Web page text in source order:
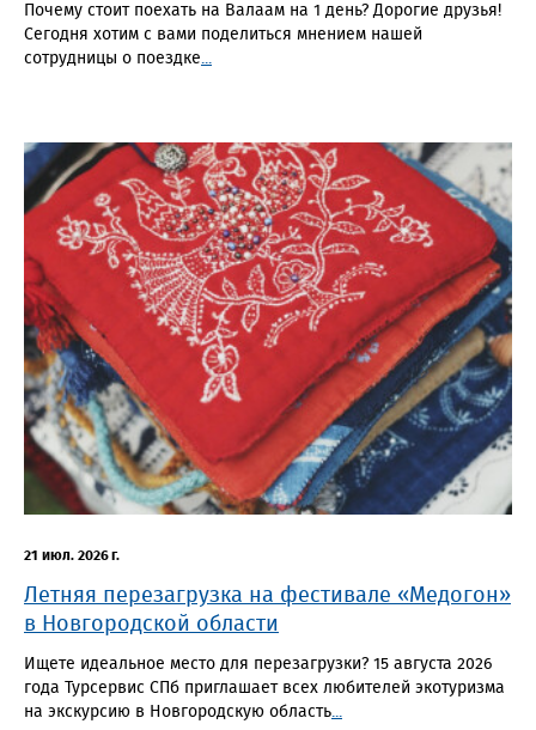
Почему стоит поехать на Валаам на 1 день? Дорогие друзья!
Сегодня хотим с вами поделиться мнением нашей
сотрудницы о поездке
21 июл. 2026 г.
Летняя перезагрузка на фестивале «Медогон»
в Новгородской области
Ищете идеальное место для перезагрузки? 15 августа 2026
года Турсервис СПб приглашает всех любителей экотуризма
на экскурсию в Новгородскую область